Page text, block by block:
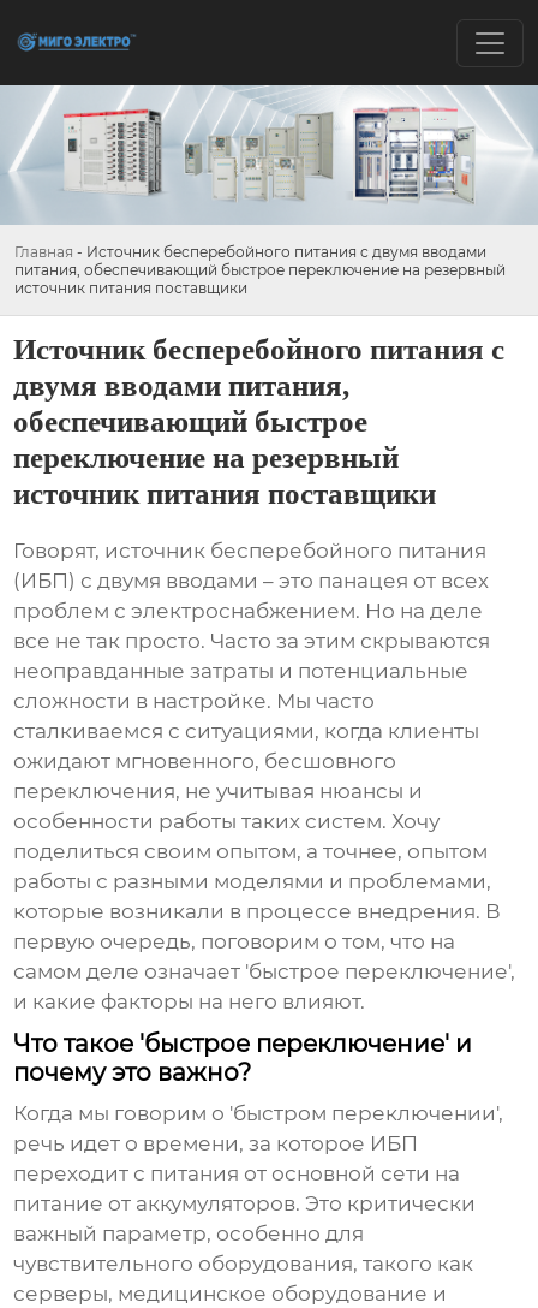
Главная - Источник бесперебойного питания с двумя вводами
питания, обеспечивающий быстрое переключение на резервный
источник питания поставщики
Источник бесперебойного питания с
двумя вводами питания,
обеспечивающий быстрое
переключение на резервный
источник питания поставщики
Говорят, источник бесперебойного питания
(ИБП) с двумя вводами – это панацея от всех
проблем с электроснабжением. Но на деле
все не так просто. Часто за этим скрываются
неоправданные затраты и потенциальные
сложности в настройке. Мы часто
сталкиваемся с ситуациями, когда клиенты
ожидают мгновенного, бесшовного
переключения, не учитывая нюансы и
особенности работы таких систем. Хочу
поделиться своим опытом, а точнее, опытом
работы с разными моделями и проблемами,
которые возникали в процессе внедрения. В
первую очередь, поговорим о том, что на
самом деле означает 'быстрое переключение',
и какие факторы на него влияют.
Что такое 'быстрое переключение' и
почему это важно?
Когда мы говорим о 'быстром переключении',
речь идет о времени, за которое ИБП
переходит с питания от основной сети на
питание от аккумуляторов. Это критически
важный параметр, особенно для
чувствительного оборудования, такого как
серверы, медицинское оборудование и